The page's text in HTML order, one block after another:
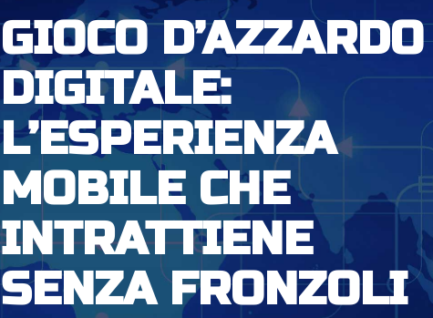
GIOCO D’AZZARDO
DIGITALE:
L’ESPERIENZA
MOBILE CHE
INTRATTIENE
SENZA FRONZOLI